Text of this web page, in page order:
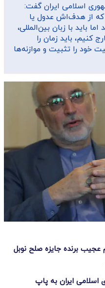
اسلامی ایران گفت:
از هدف‌اش عدول یا
باید با زبان بین‌المللی،
کنیم، باید زمان را
خود را تثبیت و موازنه‌ها
عجیب برنده جایزه صلح نوبل
اسلامی ایران به پاپ‌